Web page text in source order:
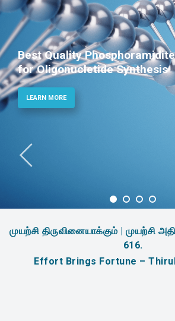
Best Quality
for Oligonucletide Synthesis
LEARN MORE
முயற்சி திருவினையாக்கும் | முயற்சி
616.
Effort Brings Fortune –